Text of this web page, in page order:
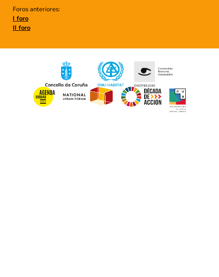
Foros anteriores:
I foro
II foro